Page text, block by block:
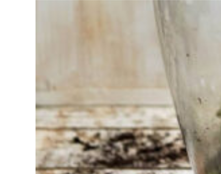
Auswahl?
Werkzeug für Ihren Job
Bei Sneeboer sind
wir immer bereit,